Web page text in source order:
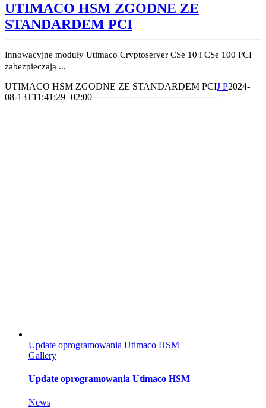
UTIMACO HSM ZGODNE ZE
STANDARDEM PCI
Innowacyjne moduły Utimaco Cryptoserver CSe 10 i CSe 100 PCI
zabezpieczają ...
UTIMACO HSM ZGODNE ZE STANDARDEM PCIJ P2024-
08-13T11:41:29+02:00
Update oprogramowania Utimaco HSM
Gallery
Update oprogramowania Utimaco HSM
News